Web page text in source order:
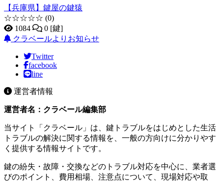
【兵庫県】鍵屋の鍵猿
☆☆☆☆☆ (0)
1084
0 [鍵]
クラベールよりお知らせ
Twitter
facebook
line
運営者情報
運営者名：クラベール編集部
当サイト「クラベール」は、鍵トラブルをはじめとした生活
トラブルの解決に関する情報を、一般の方向けに分かりやす
く提供する情報サイトです。
鍵の紛失・故障・交換などのトラブル対応を中心に、業者選
びのポイント、費用相場、注意点について、現場対応や取